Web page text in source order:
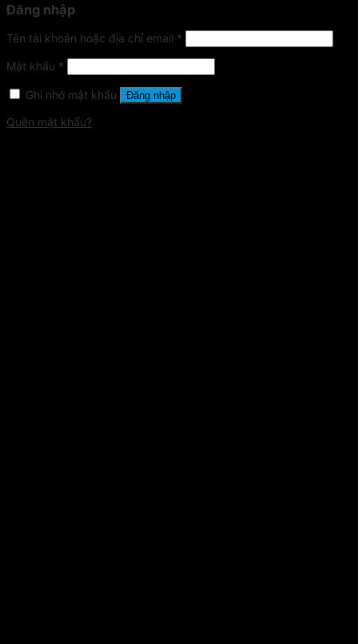
Đăng nhập
Tên tài khoản hoặc địa chỉ email *
Mật khẩu *
Ghi nhớ mật khẩu Đăng nhập
Quên mật khẩu?